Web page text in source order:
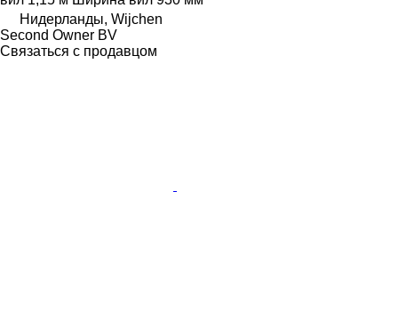
Нидерланды, Wijchen
Second Owner BV
Связаться с продавцом